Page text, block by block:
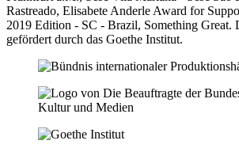
Rastreado, Elisabete Anderle Award for
2019 Edition - SC - Brazil, Something Great.
gefördert durch das Goethe Institut.